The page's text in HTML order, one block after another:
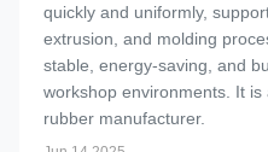
quickly and uniformly,
extrusion, and molding
stable, energy-saving, and
workshop environments. It
rubber manufacturer.